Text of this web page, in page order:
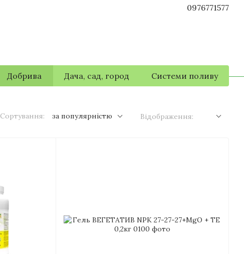
0976771577
Добрива Дача, сад, город Системи поливу
Сортування: за популярністю Відображення: